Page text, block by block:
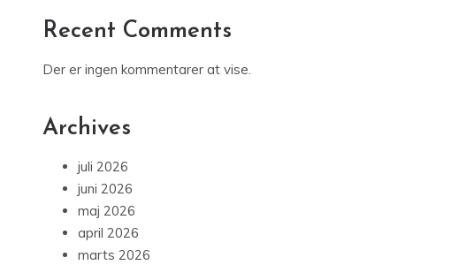
Recent Comments
Der er ingen kommentarer at vise.
Archives
juli 2026
juni 2026
maj 2026
april 2026
marts 2026